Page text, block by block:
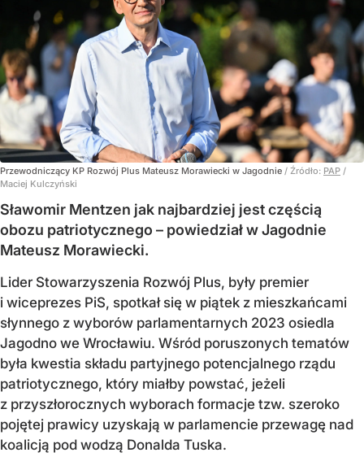
Przewodniczący KP Rozwój Plus Mateusz Morawiecki w Jagodnie / Źródło: PAP /
Maciej Kulczyński
Sławomir Mentzen jak najbardziej jest częścią
obozu patriotycznego – powiedział w Jagodnie
Mateusz Morawiecki.
Lider Stowarzyszenia Rozwój Plus, były premier
i wiceprezes PiS, spotkał się w piątek z mieszkańcami
słynnego z wyborów parlamentarnych 2023 osiedla
Jagodno we Wrocławiu. Wśród poruszonych tematów
była kwestia składu partyjnego potencjalnego rządu
patriotycznego, który miałby powstać, jeżeli
z przyszłorocznych wyborach formacje tzw. szeroko
pojętej prawicy uzyskają w parlamencie przewagę nad
koalicją pod wodzą Donalda Tuska.